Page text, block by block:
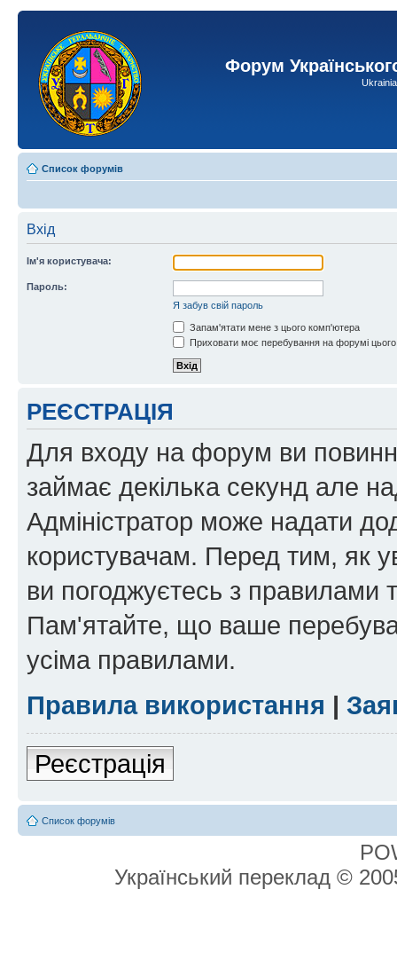
Форум
Список форумів
Вхід
Ім'я користувача:
Пароль:
Я забув свій пароль
Запам'ятати мене з цього комп'ютера
Приховати моє перебування на форумі
РЕЄСТРАЦІЯ
Для входу на форум ви
займає декілька секунд але
Адміністратор може надати
користувачам. Перед тим, як
ви погоджуєтесь з правилами
Пам'ятайте, що ваше
усіма правилами.
Правила використання |
Реєстрація
Список форумів
Український переклад ©